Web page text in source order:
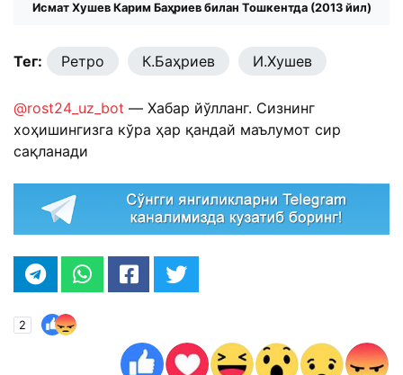
Исмат Хушев Карим Баҳриев билан Тошкентда (2013 йил)
Тег: Ретро К.Баҳриев И.Хушев
@rost24_uz_bot — Хабар йўлланг. Сизнинг
хоҳишингизга кўра ҳар қандай маълумот сир
сақланади
2